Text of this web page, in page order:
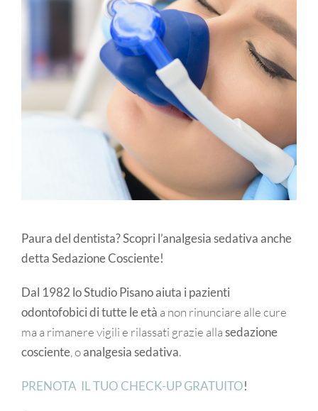
Paura del dentista? Scopri l’analgesia sedativa anche
detta Sedazione Cosciente!
Dal 1982 lo Studio Pisano aiuta i pazienti
odontofobicidi tutte le età a non rinunciare alle cure
ma a rimanere vigili e rilassati grazie allasedazione
cosciente , oanalgesia sedativa.
PRENOTA IL TUO CHECK-UP GRATUITO!